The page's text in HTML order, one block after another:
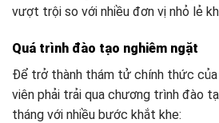
vượt trội so với nhiều đơn vị nhỏ lẻ
Quá trình đào tạo nghiêm ngặt
Để trở thành thám tử chính thức của
viên phải trải qua chương trình đào
tháng với nhiều bước khắt khe: